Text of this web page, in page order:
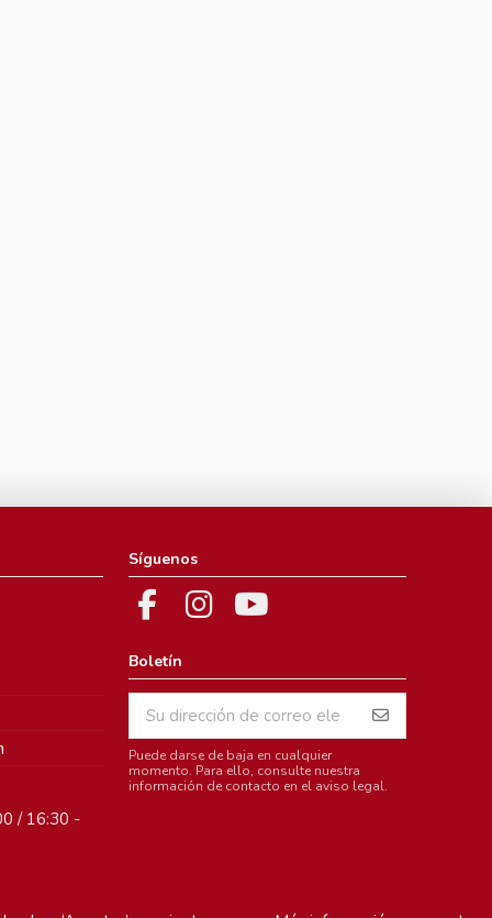
/ 16:30 -
Síguenos
Boletín
Puede darse de baja en cualquier
momento. Para ello, consulte nuestra
información de contacto en el aviso legal.